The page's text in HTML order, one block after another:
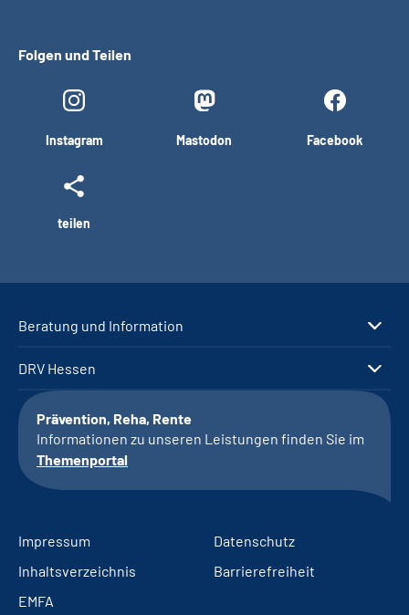
Folgen und Teilen
Instagram Mastodon Facebook
teilen
Beratung und Information
DRV Hessen
Prävention, Reha, Rente
Informationen zu unseren Leistungen finden Sie im
Themenportal
Impressum
Datenschutz
Inhaltsverzeichnis
Barrierefreiheit
EMFA